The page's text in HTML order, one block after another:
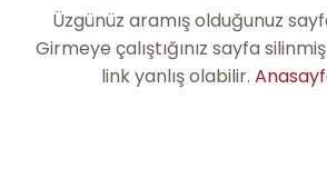
Üzgünüz aramış olduğunuz
Girmeye çalıştığınız sayfa
link yanlış olabilir.